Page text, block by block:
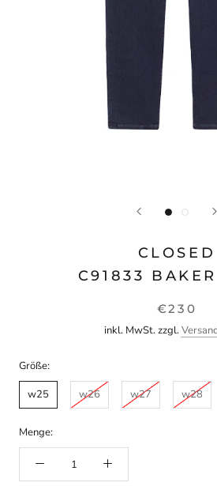
CLOSED
C91833
€230
inkl. MwSt. zzgl.
Größe:
w25
w26 w27 w28
Menge: